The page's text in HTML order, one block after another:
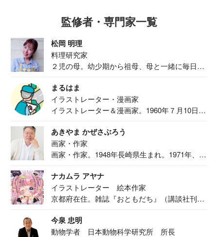
監修者・専門家一覧
松岡 明理
料理研究家
２児の母。幼少期から祖母、母と一緒に毎日の
まるはま
イラストレーター・漫画家
イラストレーター＆漫画家。1960年７月10日生
あきやま かぜさぶろう
画家・作家
画家・作家。1948年長崎県生まれ。1971年、
ナカムラ アヤナ
イラストレーター 絵本作家
京都府在住。雑誌『おともだち』（講談社刊）
今泉 忠明
動物学者 日本動物科学研究所 所長